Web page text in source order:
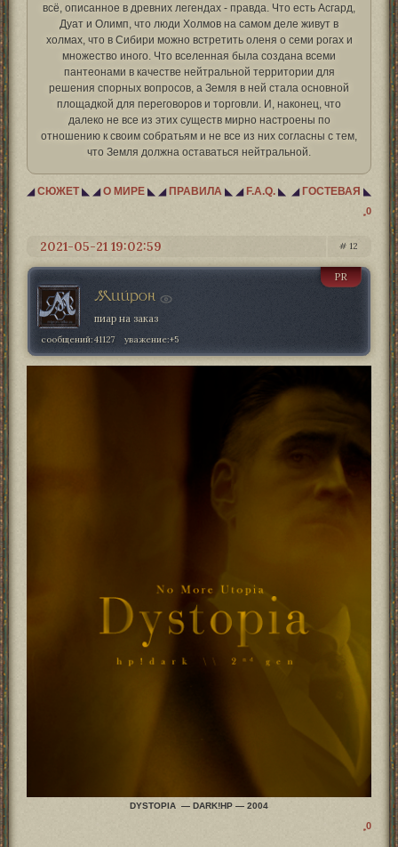
всё, описанное в древних легендах - правда. Что есть Асгард,
Дуат и Олимп, что люди Холмов на самом деле живут в
холмах, что в Сибири можно встретить оленя о семи рогах и
множество иного. Что вселенная была создана всеми
пантеонами в качестве нейтральной территории для
решения спорных вопросов, а Земля в ней стала основной
площадкой для переговоров и торговли. И, наконец, что
далеко не все из этих существ мирно настроены по
отношению к своим собратьям и не все из них согласны с тем,
что Земля должна оставаться нейтральной.
◢СЮЖЕТ ◣ ◢О МИРЕ ◣ ◢ ПРАВИЛА ◣ ◢ F.A.Q. ◣ ◢ ГОСТЕВАЯ ◣
0
12
2021-05-21 19:02:59
Мийрон
PR
пиар на заказ
сообщений:41127 уважение:+5
DYSTOPIA — DARK!HP — 2004
0